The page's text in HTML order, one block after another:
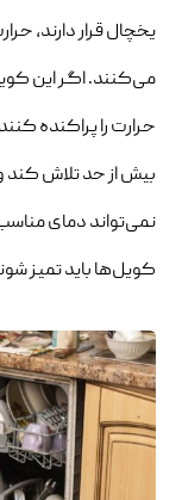
یخچال قرار دارند،
می‌کنند. اگر این
حرارت را پراکنده
بیش از حد تلاش
نمی‌تواند دمای
کویل‌ها باید تمیز